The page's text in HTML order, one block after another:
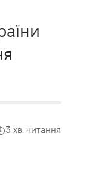
3 хв. читання